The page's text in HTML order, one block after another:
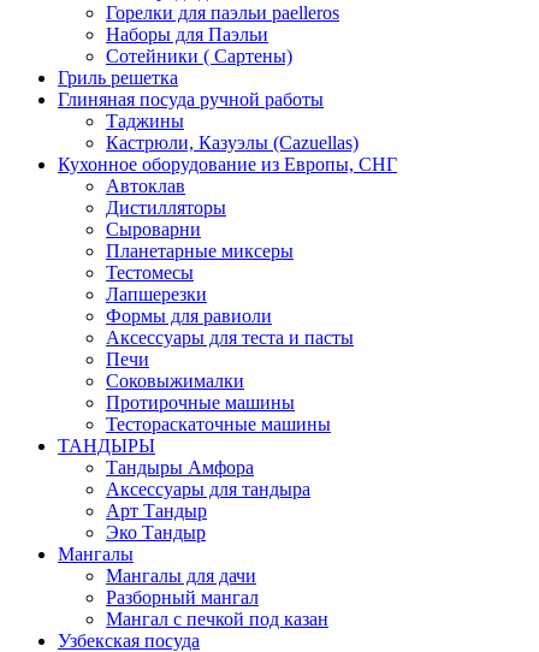
Горелки для паэльи paelleros
Наборы для Паэльи
Сотейники ( Сартены)
Гриль решетка
Глиняная посуда ручной работы
Таджины
Кастрюли, Казуэлы (Cazuellas)
Кухонное оборудование из Европы, СНГ
Автоклав
Дистилляторы
Сыроварни
Планетарные миксеры
Тестомесы
Лапшерезки
Формы для равиоли
Аксессуары для теста и пасты
Печи
Соковыжималки
Протирочные машины
Тестораскаточные машины
ТАНДЫРЫ
Тандыры Амфора
Аксессуары для тандыра
Арт Тандыр
Эко Тандыр
Мангалы
Мангалы для дачи
Разборный мангал
Мангал с печкой под казан
Узбекская посуда